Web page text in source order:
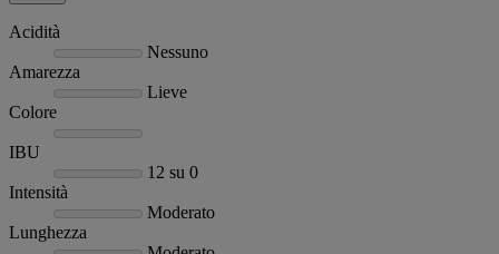
Acidità
Nessuno
Amarezza
Lieve
Colore
IBU
12 su 0
Intensità
Moderato
Lunghezza